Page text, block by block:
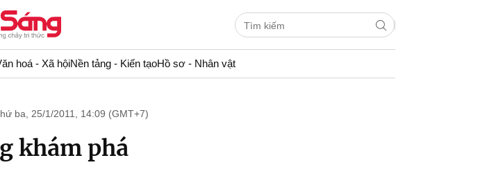
hoá - Xã hộiNền tảng - Kiến tạoHồ sơ - Nhân vật
ba, 25/1/2011, 14:09 (GMT+7)
khám phá